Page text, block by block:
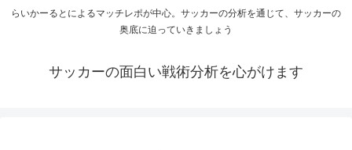
らいかーるとによるマッチレポが中心。サッカーの分析を通じて、サッカーの
奥底に迫っていきましょう
サッカーの面白い戦術分析を心がけます